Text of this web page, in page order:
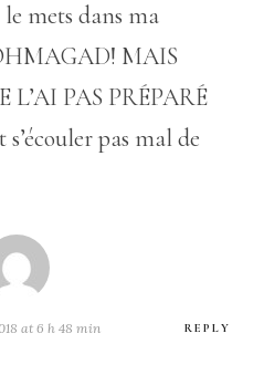
mets dans ma
MAIS
L’AI PAS PRÉPARÉ
pas mal de
at 6 h 48 min REPLY